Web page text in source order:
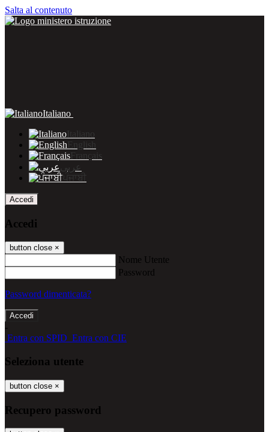
Salta al contenuto
Italiano
Italiano
English
Français
عربى
ਪੰਜਾਬੀ
Accedi
Accedi
button close ×
Nome Utente
Password
Password dimenticata?
-
Entra con SPID Entra con CIE
Seleziona utente
button close ×
Recupero password